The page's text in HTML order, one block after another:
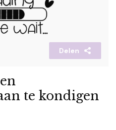
Delen
te kondigen